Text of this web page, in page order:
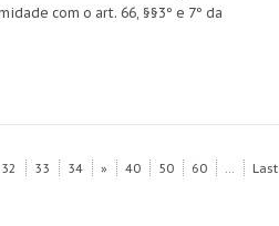
com o art. 66, §§3º e 7º da
32 33 34 » 40 50 60 ... Last